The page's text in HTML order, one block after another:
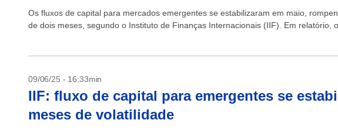
Os fluxos de capital para mercados emergentes se estabilizaram em maio,
de dois meses, segundo o Instituto de Finanças Internacionais (IIF). Em relatório,
09/06/25 - 16:33min
IIF: fluxo de capital para emergentes se
meses de volatilidade